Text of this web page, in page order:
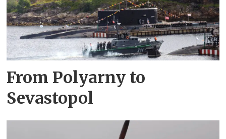
From Polyarny to
Sevastopol